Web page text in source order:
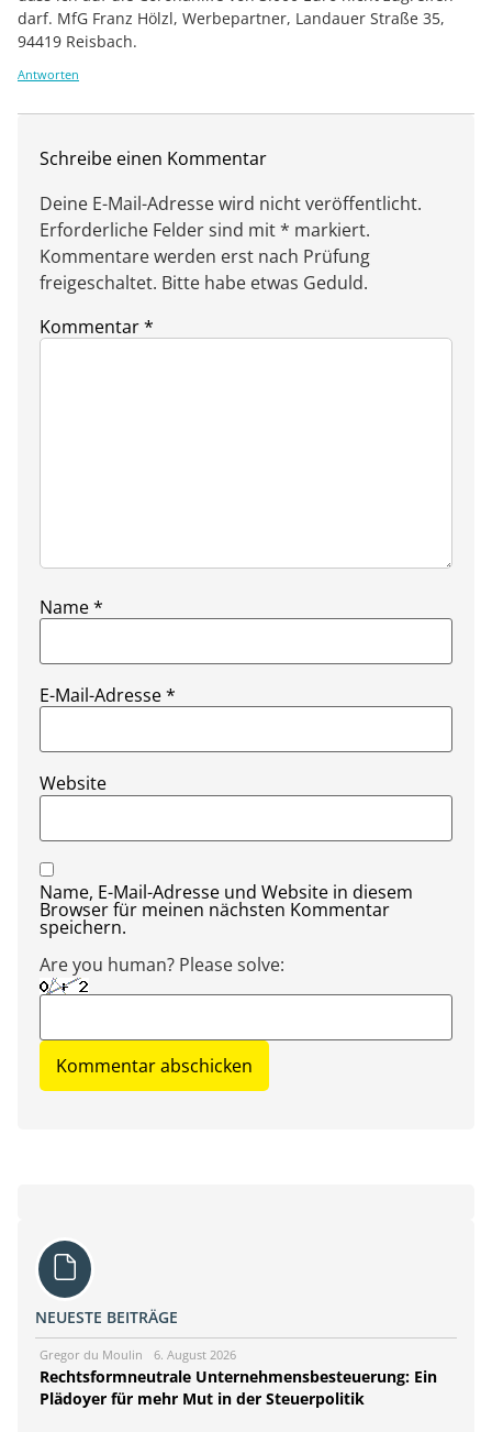
darf. MfG Franz Hölzl, Werbepartner, Landauer Straße 35,
94419 Reisbach.
Antworten
Schreibe einen Kommentar
Deine E-Mail-Adresse wird nicht veröffentlicht.
Erforderliche Felder sind mit * markiert.
Kommentare werden erst nach Prüfung
freigeschaltet. Bitte habe etwas Geduld.
Kommentar*
Name*
E-Mail-Adresse*
Website
Name, E-Mail-Adresse und Website in diesem
Browser für meinen nächsten Kommentar
speichern.
Are you human? Please solve:
NEUESTE BEITRÄGE
Gregor du Moulin 6. August 2026
Rechtsformneutrale Unternehmensbesteuerung: Ein
Plädoyer für mehr Mut in der Steuerpolitik